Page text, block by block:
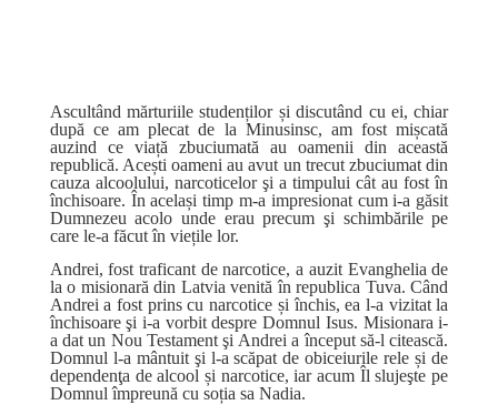
Ascultând mărturiile studenților și discutând cu ei, chiar
după ce am plecat de la Minusinsc, am fost mișcată
auzind ce viață zbuciumată au oamenii din această
republică. Acești oameni au avut un trecut zbuciumat din
cauza alcoolului, narcoticelor şi a timpului cât au fost în
închisoare. În același timp m-a impresionat cum i-a găsit
Dumnezeu acolo unde erau precum şi schimbările pe
care le-a făcut în viețile lor.
Andrei, fost traficant de narcotice, a auzit Evanghelia de
la o misionară din Latvia venită în republica Tuva. Când
Andrei a fost prins cu narcotice și închis, ea l-a vizitat la
închisoare şi i-a vorbit despre Domnul Isus. Misionara i-
a dat un Nou Testament şi Andrei a început să-l citească.
Domnul l-a mântuit şi l-a scăpat de obiceiurile rele și de
dependenţa de alcool și narcotice, iar acum Îl slujeşte pe
Domnul împreună cu soția sa Nadia.